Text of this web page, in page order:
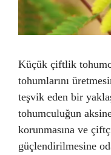
Küçük çiftlik
tohumlarını
teşvik eden bir
tohumculuğun
korunmasına ve
güçlendirilmesine